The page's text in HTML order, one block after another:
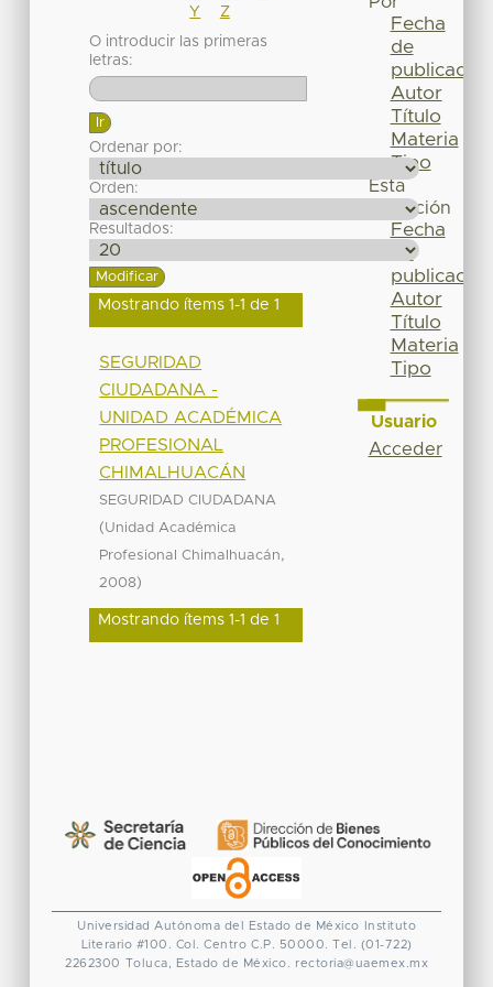
Y
Z
O introducir las primeras
letras:
Ordenar por:
Orden:
Resultados:
Mostrando ítems 1-1 de 1
SEGURIDAD
CIUDADANA -
UNIDAD ACADÉMICA
PROFESIONAL
CHIMALHUACÁN
SEGURIDAD CIUDADANA
(Unidad Académica
Profesional Chimalhuacán,
2008)
Mostrando ítems 1-1 de 1
Fecha
de
publicación
Autor
Título
Materia
Tipo
Esta
colección
Fecha
de
publicación
Autor
Título
Materia
Tipo
Usuario
Acceder
Universidad Autónoma del Estado de México
Instituto
Literario #100. Col. Centro C.P. 50000. Tel. (01-722)
2262300 Toluca, Estado de México. rectoria@uaemex.mx